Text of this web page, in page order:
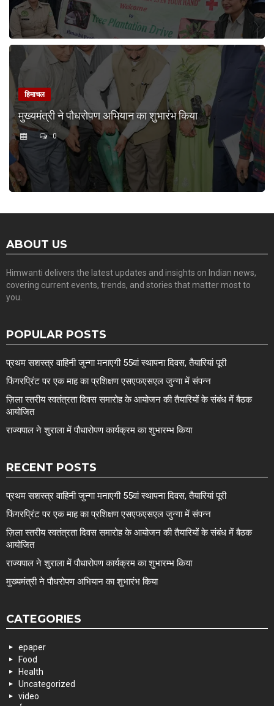
हिमाचल
मुख्यमंत्री ने पौधरोपण अभियान का शुभारंभ किया
0
ABOUT US
Himwanti delivers the latest updates and insights on Indian news,
covering current events, trends, and stories that matter most to
you.
POPULAR POSTS
प्रथम सशस्त्र वाहिनी जुन्गा मनाएगी 55वां स्थापना दिवस, तैयारियां पूरी
फिंगरप्रिंट पर एक माह का प्रशिक्षण एसएफएसएल जुन्गा में संपन्न
ज़िला स्तरीय स्वतंत्रता दिवस समारोह के आयोजन की तैयारियों के संबंध में बैठक
आयोजित
राज्यपाल ने शुराला में पौधारोपण कार्यक्रम का शुभारम्भ किया
RECENT POSTS
प्रथम सशस्त्र वाहिनी जुन्गा मनाएगी 55वां स्थापना दिवस, तैयारियां पूरी
फिंगरप्रिंट पर एक माह का प्रशिक्षण एसएफएसएल जुन्गा में संपन्न
ज़िला स्तरीय स्वतंत्रता दिवस समारोह के आयोजन की तैयारियों के संबंध में बैठक
आयोजित
राज्यपाल ने शुराला में पौधारोपण कार्यक्रम का शुभारम्भ किया
मुख्यमंत्री ने पौधरोपण अभियान का शुभारंभ किया
CATEGORIES
epaper
Food
Health
Uncategorized
video